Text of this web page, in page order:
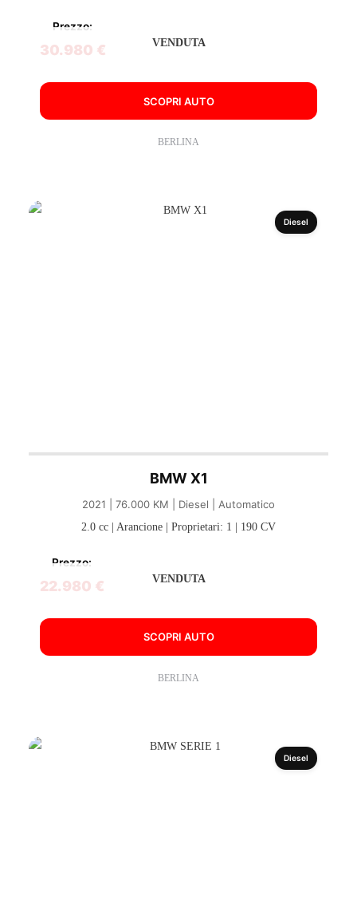
VENDUTA
Prezzo:
30.980 €
SCOPRI AUTO
BERLINA
VENDUTA
Diesel
BMW X1
2021 | 76.000 KM | Diesel | Automatico
2.0 cc | Arancione | Proprietari: 1 | 190 CV
Prezzo:
22.980 €
SCOPRI AUTO
BERLINA
Diesel